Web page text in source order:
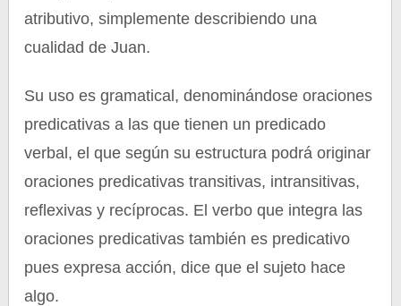
atributivo, simplemente describiendo una
cualidad de Juan.
Su uso es gramatical, denominándose oraciones
predicativas a las que tienen un predicado
verbal, el que según su estructura podrá originar
oraciones predicativas transitivas, intransitivas,
reflexivas y recíprocas. El verbo que integra las
oraciones predicativas también es predicativo
pues expresa acción, dice que el sujeto hace
algo.